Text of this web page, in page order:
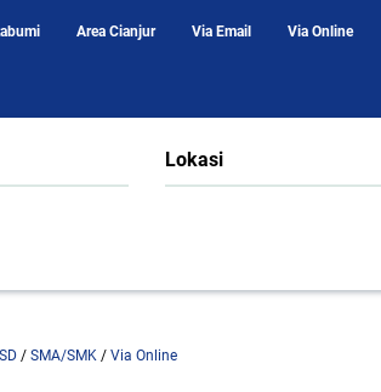
Area Cianjur Via Email Via Online
Lokasi
SD / SMA/SMK / Via Online